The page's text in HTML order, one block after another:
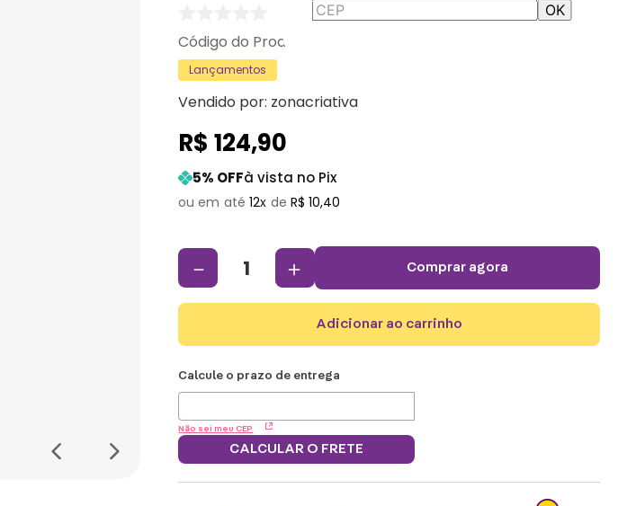
OK
Lançamentos
Vendido por: zonacriativa
R$ 124,90
5% OFFà vista no Pix
12 R$ 10,40
＋
－ comprar agora
adicionar ao carrinho
Não sei meu CEP
CALCULAR O FRETE